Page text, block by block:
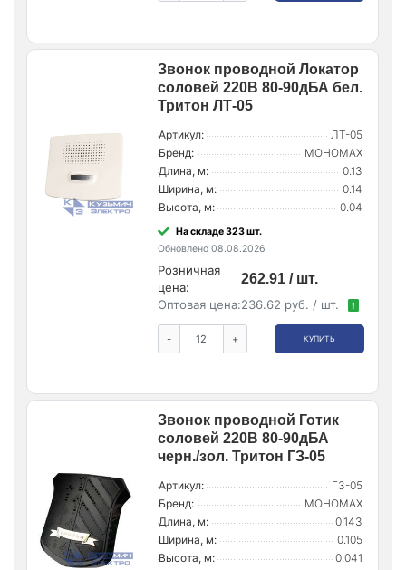
Звонок проводной Локатор
соловей 220В 80-90дБА бел.
Тритон ЛТ-05
Артикул:
ЛТ-05
Бренд:
МОНОМАХ
Длина, м:
0.13
Ширина, м:
0.14
Высота, м:
0.04
На складе 323 шт.
Обновлено 08.08.2026
Розничная
цена:
262.91 / шт.
Оптовая цена:236.62 руб. / шт. !
- + КУПИТЬ
Звонок проводной Готик
соловей 220В 80-90дБА
черн./зол. Тритон ГЗ-05
Артикул:
ГЗ-05
Бренд:
МОНОМАХ
Длина, м:
0.143
Ширина, м:
0.105
Высота, м:
0.041